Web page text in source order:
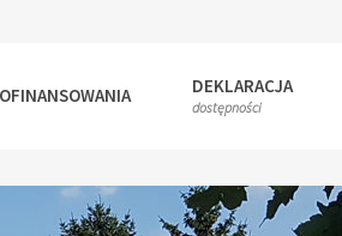
DEKLARACJA
dostępności